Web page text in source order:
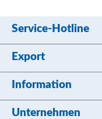
Service-Hotline
Export
Information
Unternehmen